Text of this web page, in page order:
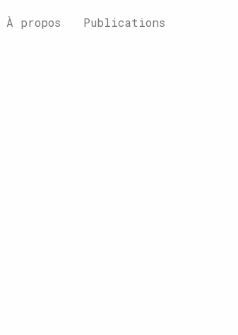
À propos Publications